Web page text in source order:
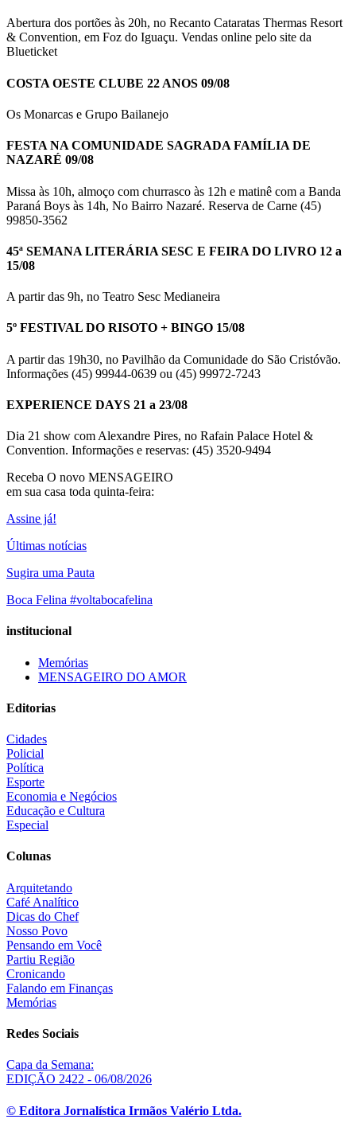
Abertura dos portões às 20h, no Recanto Cataratas Thermas Resort
& Convention, em Foz do Iguaçu. Vendas online pelo site da
Blueticket
COSTA OESTE CLUBE 22 ANOS 09/08
Os Monarcas e Grupo Bailanejo
FESTA NA COMUNIDADE SAGRADA FAMÍLIA DE
NAZARÉ 09/08
Missa às 10h, almoço com churrasco às 12h e matinê com a Banda
Paraná Boys às 14h, No Bairro Nazaré. Reserva de Carne (45)
99850-3562
45ª SEMANA LITERÁRIA SESC E FEIRA DO LIVRO 12 a
15/08
A partir das 9h, no Teatro Sesc Medianeira
5º FESTIVAL DO RISOTO + BINGO 15/08
A partir das 19h30, no Pavilhão da Comunidade do São Cristóvão.
Informações (45) 99944-0639 ou (45) 99972-7243
EXPERIENCE DAYS 21 a 23/08
Dia 21 show com Alexandre Pires, no Rafain Palace Hotel &
Convention. Informações e reservas: (45) 3520-9494
Receba O novo MENSAGEIRO
em sua casa toda quinta-feira:
Assine já!
Últimas notícias
Sugira uma Pauta
Boca Felina #voltabocafelina
institucional
Memórias
MENSAGEIRO DO AMOR
Editorias
Cidades
Policial
Política
Esporte
Economia e Negócios
Educação e Cultura
Especial
Colunas
Arquitetando
Café Analítico
Dicas do Chef
Nosso Povo
Pensando em Você
Partiu Região
Cronicando
Falando em Finanças
Memórias
Redes Sociais
Capa da Semana:
EDIÇÃO 2422 - 06/08/2026
© Editora Jornalística Irmãos Valério Ltda.